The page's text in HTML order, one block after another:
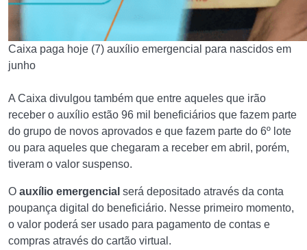
Caixa paga hoje (7) auxílio emergencial para nascidos em
junho
A Caixa divulgou também que entre aqueles que irão
receber o auxílio estão 96 mil beneficiários que fazem parte
do grupo de novos aprovados e que fazem parte do 6º lote
ou para aqueles que chegaram a receber em abril, porém,
tiveram o valor suspenso.
O auxílio emergencial será depositado através da conta
poupança digital do beneficiário. Nesse primeiro momento,
o valor poderá ser usado para pagamento de contas e
compras através do cartão virtual.